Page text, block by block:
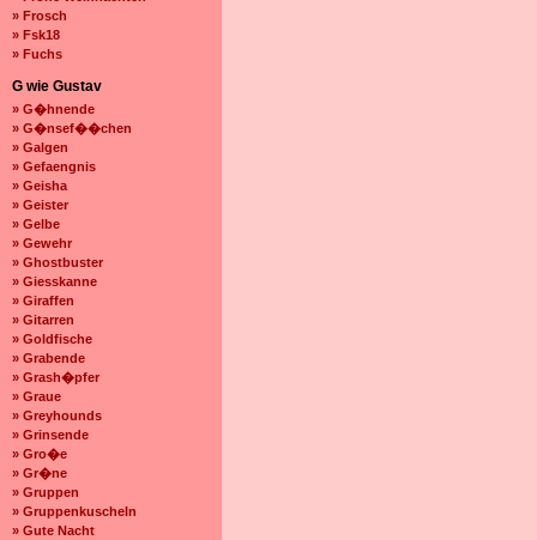
» Frosch
» Fsk18
» Fuchs
G wie Gustav
» G�hnende
» G�nsef��chen
» Galgen
» Gefaengnis
» Geisha
» Geister
» Gelbe
» Gewehr
» Ghostbuster
» Giesskanne
» Giraffen
» Gitarren
» Goldfische
» Grabende
» Grash�pfer
» Graue
» Greyhounds
» Grinsende
» Gro�e
» Gr�ne
» Gruppen
» Gruppenkuscheln
» Gute Nacht